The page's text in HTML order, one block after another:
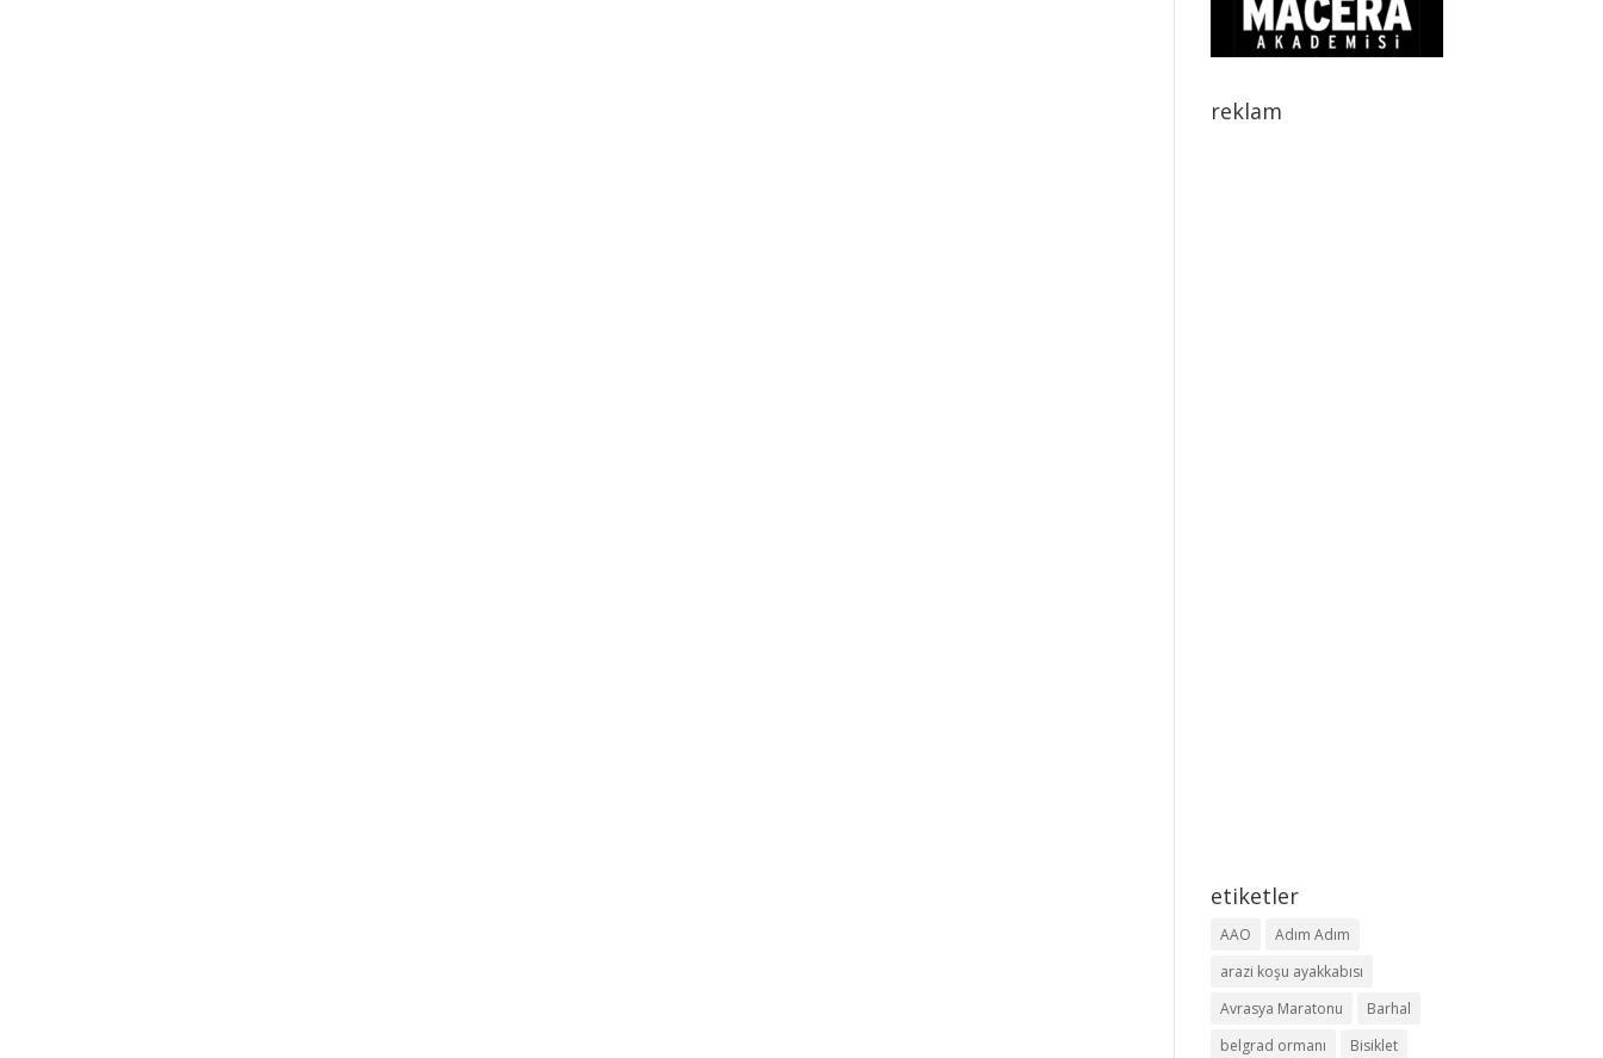
reklam
etiketler
AAO
Adım Adım
arazi koşu ayakkabısı
Avrasya Maratonu
Barhal
belgrad ormanı
Bisiklet